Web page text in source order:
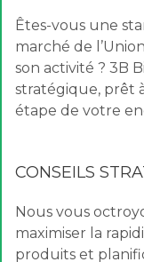
Êtes-vous une
marché de
son activité ? 3B
stratégique, prêt
étape de votre
CONSEILS
Nous vous
maximiser la
produits et